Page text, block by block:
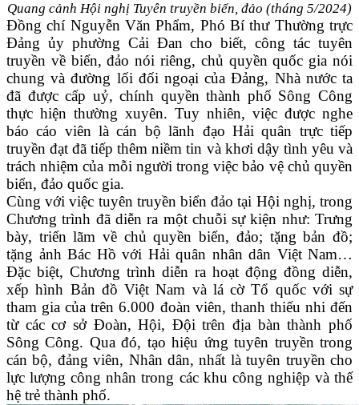
Quang cảnh Hội nghị Tuyên truyền biển, đảo (tháng 5/2024)
Đồng chí Nguyễn Văn Phẩm, Phó Bí thư Thường trực
Đảng ủy phường Cải Đan cho biết, công tác tuyên
truyền về biển, đảo nói riêng, chủ quyền quốc gia nói
chung và đường lối đối ngoại của Đảng, Nhà nước ta
đã được cấp uỷ, chính quyền thành phố Sông Công
thực hiện thường xuyên. Tuy nhiên, việc được nghe
báo cáo viên là cán bộ lãnh đạo Hải quân trực tiếp
truyền đạt đã tiếp thêm niềm tin và khơi dậy tình yêu và
trách nhiệm của mỗi người trong việc bảo vệ chủ quyền
biển, đảo quốc gia.
Cùng với việc tuyên truyền biển đảo tại Hội nghị, trong
Chương trình đã diễn ra một chuỗi sự kiện như: Trưng
bày, triển lãm về chủ quyền biển, đảo; tặng bản đồ;
tặng ảnh Bác Hồ với Hải quân nhân dân Việt Nam…
Đặc biệt, Chương trình diễn ra hoạt động đồng diễn,
xếp hình Bản đồ Việt Nam và lá cờ Tổ quốc với sự
tham gia của trên 6.000 đoàn viên, thanh thiếu nhi đến
từ các cơ sở Đoàn, Hội, Đội trên địa bàn thành phố
Sông Công. Qua đó, tạo hiệu ứng tuyên truyền trong
cán bộ, đảng viên, Nhân dân, nhất là tuyên truyền cho
lực lượng công nhân trong các khu công nghiệp và thế
hệ trẻ thành phố.